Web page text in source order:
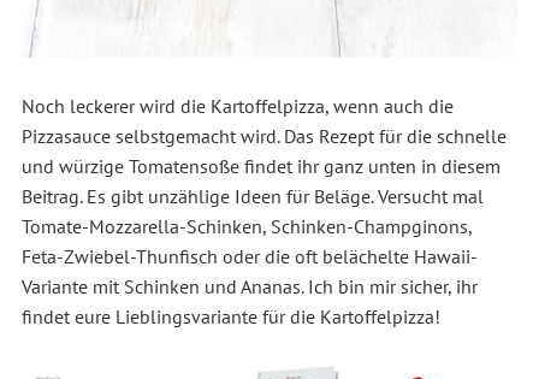
Noch leckerer wird die Kartoffelpizza, wenn auch die
Pizzasauce selbstgemacht wird. Das Rezept für die schnelle
und würzige Tomatensoße findet ihr ganz unten in diesem
Beitrag. Es gibt unzählige Ideen für Beläge. Versucht mal
Tomate-Mozzarella-Schinken, Schinken-Champginons,
Feta-Zwiebel-Thunfisch oder die oft belächelte Hawaii-
Variante mit Schinken und Ananas. Ich bin mir sicher, ihr
findet eure Lieblingsvariante für die Kartoffelpizza!